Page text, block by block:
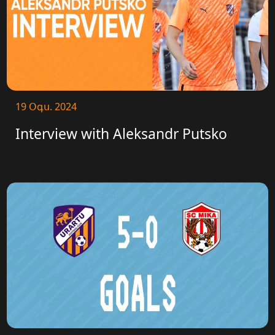
19 Օգս. 2024
Interview with Aleksandr Putsko